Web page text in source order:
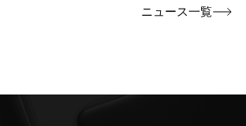
ニュース一覧